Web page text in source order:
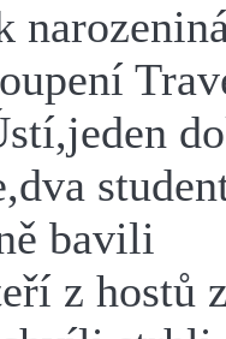
bavili
z hostů